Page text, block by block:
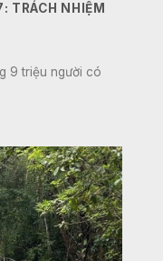
TRÁCH NHIỆM
9 triệu người có